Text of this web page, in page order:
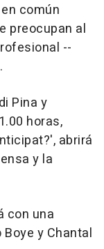
común
preocupan al
--
Pina y
horas,
abrirá
y la
con una
y Chantal